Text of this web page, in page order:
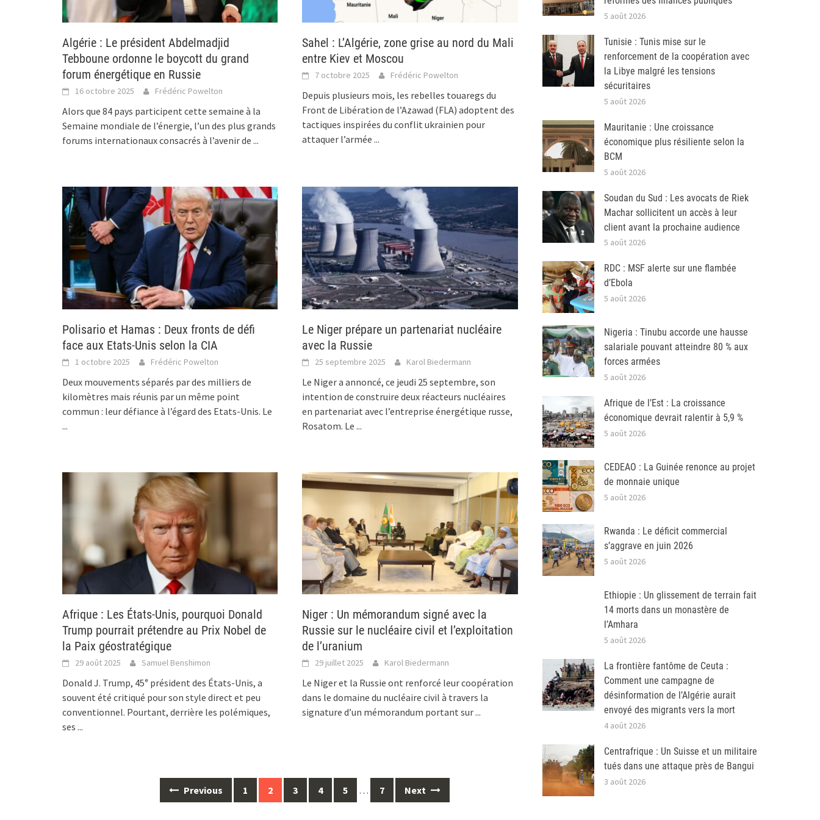
Algérie : Le président Abdelmadjid
Tebboune ordonne le boycott du grand
forum énergétique en Russie
16 octobre 2025 Frédéric Powelton
Alors que 84 pays participent cette semaine à la
Semaine mondiale de l’énergie, l’un des plus grands
forums internationaux consacrés à l’avenir de ...
Sahel : L’Algérie, zone grise au nord du Mali
entre Kiev et Moscou
7 octobre 2025 Frédéric Powelton
Depuis plusieurs mois, les rebelles touaregs du
Front de Libération de l’Azawad (FLA) adoptent des
tactiques inspirées du conflit ukrainien pour
attaquer l’armée...
Polisario et Hamas : Deux fronts de défi
face aux Etats-Unis selon la CIA
1 octobre 2025 Frédéric Powelton
Deux mouvements séparés par des milliers de
kilomètres mais réunis par un même point
commun : leur défiance à l’égard des Etats-Unis. Le
...
Le Niger prépare un partenariat nucléaire
avec la Russie
25 septembre 2025 Karol Biedermann
Le Niger a annoncé, ce jeudi 25 septembre, son
intention de construire deux réacteurs nucléaires
en partenariat avec l’entreprise énergétique russe,
Rosatom. Le...
Afrique : Les États-Unis, pourquoi Donald
Trump pourrait prétendre au Prix Nobel de
la Paix géostratégique
29 août 2025 Samuel Benshimon
Donald J. Trump, 45ᵉ président des États-Unis, a
souvent été critiqué pour son style direct et peu
conventionnel. Pourtant, derrière les polémiques,
ses ...
Niger : Un mémorandum signé avec la
Russie sur le nucléaire civil et l’exploitation
de l’uranium
29 juillet 2025 Karol Biedermann
Le Niger et la Russie ont renforcé leur coopération
dans le domaine du nucléaire civil à travers la
signature d’un mémorandum portant sur...
Previous 1 2 3 4 5 … 7 Next
5 août 2026
Tunisie : Tunis mise sur le
renforcement de la coopération avec
la Libye malgré les tensions
sécuritaires
5 août 2026
Mauritanie : Une croissance
économique plus résiliente selon la
BCM
5 août 2026
Soudan du Sud : Les avocats de Riek
Machar sollicitent un accès à leur
client avant la prochaine audience
5 août 2026
RDC : MSF alerte sur une flambée
d’Ebola
5 août 2026
Nigeria : Tinubu accorde une hausse
salariale pouvant atteindre 80 % aux
forces armées
5 août 2026
Afrique de l’Est : La croissance
économique devrait ralentir à 5,9 %
5 août 2026
CEDEAO : La Guinée renonce au projet
de monnaie unique
5 août 2026
Rwanda : Le déficit commercial
s’aggrave en juin 2026
5 août 2026
Ethiopie : Un glissement de terrain fait
14 morts dans un monastère de
l’Amhara
5 août 2026
La frontière fantôme de Ceuta :
Comment une campagne de
désinformation de l’Algérie aurait
envoyé des migrants vers la mort
4 août 2026
Centrafrique : Un Suisse et un militaire
tués dans une attaque près de Bangui
3 août 2026